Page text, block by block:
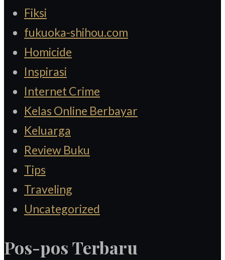
Fiksi
fukuoka-shihou.com
Homicide
Inspirasi
Internet Crime
Kelas Online Berbayar
Keluarga
Review Buku
Tips
Traveling
Uncategorized
Pos-pos Terbaru